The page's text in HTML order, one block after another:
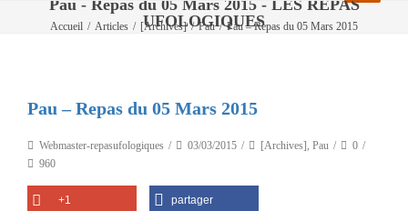
Pau - Repas du 05 Mars 2015 - LES REPAS
UFOLOGIQUES
Accueil / Articles / [Archives] / Pau / Pau – Repas du 05 Mars 2015
Pau – Repas du 05 Mars 2015
Webmaster-repasufologiques 03/03/2015 [Archives], Pau
0
960
+1 partager